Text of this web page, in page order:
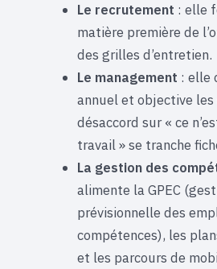
Le recrutement : elle
matière première de
des grilles d’entretien.
Le management : elle
annuel et objective
désaccord sur « ce
travail » se tranche
La gestion des
alimente la GPEC
prévisionnelle des
compétences), les
et les parcours de